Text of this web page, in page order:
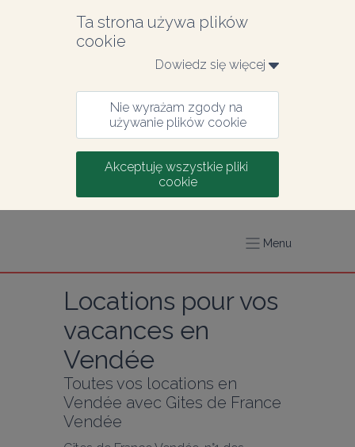
Ta strona używa plików
cookie
Dowiedz się więcej
Nie wyrażam zgody na
używanie plików cookie
Akceptuję wszystkie pliki
cookie
Menu
Locations pour vos
vacances en
Vendée
Toutes vos locations en
Vendée avec Gites de France
Vendée